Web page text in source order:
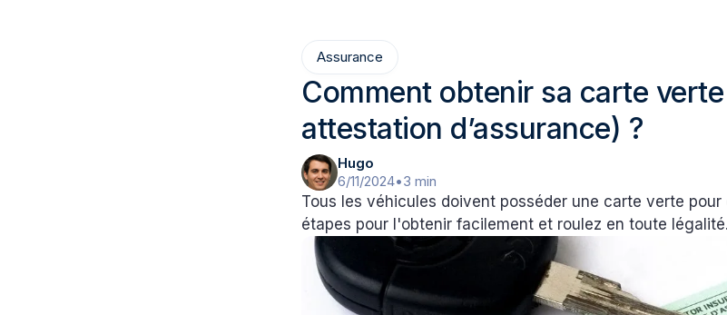
Assurance
Comment obtenir sa carte
attestation d’assurance) ?
Hugo
6/11/2024•3 min
Tous les véhicules doivent posséder une carte verte
étapes pour l'obtenir facilement et roulez en toute légalité.